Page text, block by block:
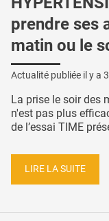
prendre ses
matin ou le
Actualité publiée il y a
La prise le soir des
n'est pas plus
de l’essai TIME
LIRE LA SUITE